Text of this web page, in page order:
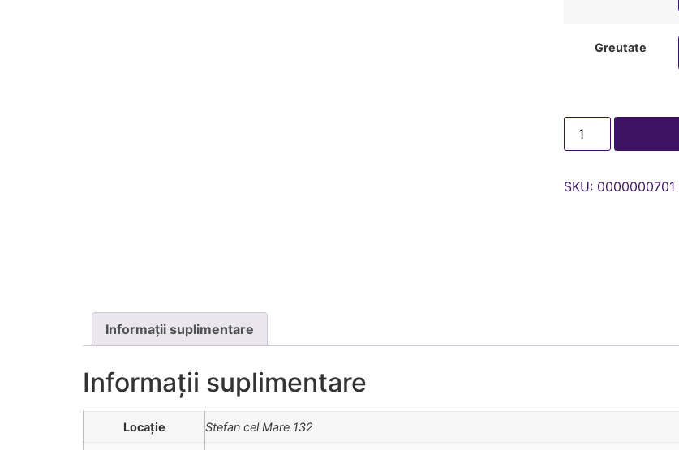
Greutate
SKU: 0000000701
Informații suplimentare
Informații suplimentare
Locație Stefan cel Mare 132